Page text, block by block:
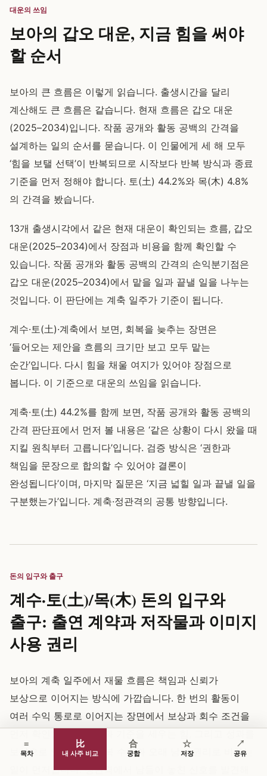
대운의 쓰임
보아의 갑오 대운, 지금 힘을 써야
할 순서
보아의 큰 흐름은 이렇게 읽습니다. 출생시간을 달리
계산해도 큰 흐름은 같습니다. 현재 흐름은 갑오 대운
(2025–2034)입니다. 작품 공개와 활동 공백의 간격을
설계하는 일의 순서를 묻습니다. 이 인물에게 세 해 모두
‘힘을 보탤 선택’이 반복되므로 시작보다 반복 방식과 종료
기준을 먼저 정해야 합니다. 토(土) 44.2%와 목(木) 4.8%
의 간격을 봤습니다.
13개 출생시각에서 같은 현재 대운이 확인되는 흐름, 갑오
대운(2025–2034)에서 장점과 비용을 함께 확인할 수
있습니다. 작품 공개와 활동 공백의 간격의 손익분기점은
갑오 대운(2025–2034)에서 맡을 일과 끝낼 일을 나누는
것입니다. 이 판단에는 계축 일주가 기준이 됩니다.
계수·토(土)·계축에서 보면, 회복을 늦추는 장면은
‘들어오는 제안을 흐름의 크기만 보고 모두 맡는
순간’입니다. 다시 힘을 채울 여지가 있어야 장점으로
봅니다. 이 기준으로 대운의 쓰임을 읽습니다.
계축·토(土) 44.2%를 함께 보면, 작품 공개와 활동 공백의
간격 판단표에서 먼저 볼 내용은 ‘같은 상황이 다시 왔을 때
지킬 원칙부터 고릅니다’입니다. 검증 방식은 ‘권한과
책임을 문장으로 합의할 수 있어야 결론이
완성됩니다’이며, 마지막 질문은 ‘지금 넓힐 일과 끝낼 일을
구분했는가’입니다. 계축·정관격의 공통 방향입니다.
돈의 입구와 출구
계수·토(土)/목(木) 돈의 입구와
출구: 출연 계약과 저작물과 이미지
사용 권리
보아의 계축 일주에서 재물 흐름은 책임과 신뢰가
보상으로 이어지는 방식에 가깝습니다. 한 번의 활동이
여러 수익 통로로 이어지는 장면에서 보상과 회수 조건을
보상으로 잇는 힘을 반복 수입과 오래 남는 권리로 바꾸는
일이 먼저입니다. 정관격에서 남들이 놓친 신호를 발견해
≡
목차
比
내 사주 비교
合
궁합
☆
저장
↗
공유